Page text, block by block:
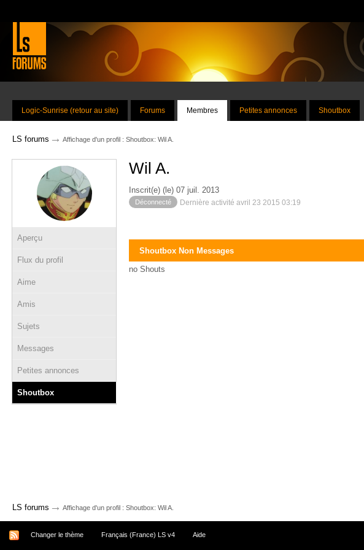
Logic-Sunrise (retour au site) Forums Membres Petites annonces Shoutbox
LS forums → Affichage d'un profil : Shoutbox: Wil A.
Aperçu
Flux du profil
Aime
Amis
Sujets
Messages
Petites annonces
Shoutbox
Wil A.
Inscrit(e) (le) 07 juil. 2013
Déconnecté Dernière activité avril 23 2015 03:19
Shoutbox Non Messages
no Shouts
LS forums → Affichage d'un profil : Shoutbox: Wil A.
Changer le thème Français (France) LS v4 Aide